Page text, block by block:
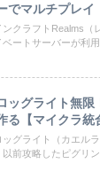
でマルチプレイ
ンクラフトRealms（
ベートサーバーが利
ッグライト無限
る【マイクラ統
ッグライト（カエル
以前攻略したピグリ